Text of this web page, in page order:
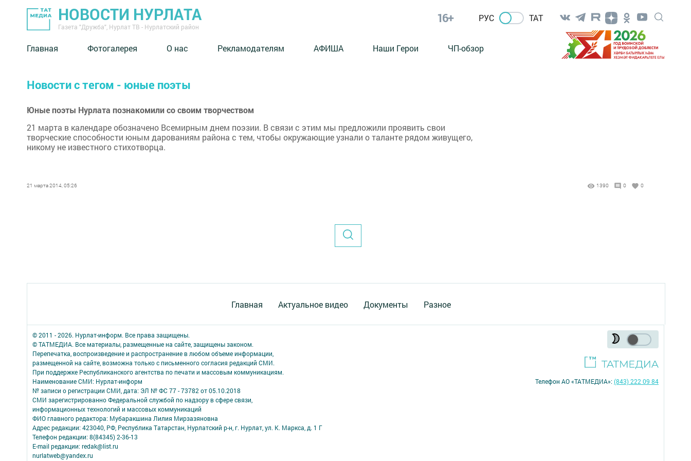
НОВОСТИ НУРЛАТА
Газета "Дружба", Нурлат ТВ - Нурлатский район
16+ РУС ТАТ
Главная Фотогалерея О нас Рекламодателям АФИША Наши Герои ЧП-обзор
Новости с тегом - юные поэты
Юные поэты Нурлата познакомили со своим творчеством
21 марта в календаре обозначено Всемирным днем поэзии. В связи с этим мы предложили проявить свои
творческие способности юным дарованиям района с тем, чтобы окружающие узнали о таланте рядом живущего,
никому не известного стихотворца.
21 марта 2014, 05:26 1390 0 0
Главная Актуальное видео Документы Разное
© 2011 - 2026. Нурлат-⁠информ. Все права защищены.
© ТАТМЕДИА. Все материалы, размещенные на сайте, защищены законом.
Перепечатка, воспроизведение и распространение в любом объеме информации,
размещенной на сайте, возможна только с письменного согласия редакций СМИ.
При поддержке Республиканского агентства по печати и массовым коммуникациям.
Наименование СМИ: Нурлат-⁠информ
№ записи о регистрации СМИ, дата: ЭЛ № ФС 77 -⁠ 73782 от 05.10.2018
СМИ зарегистрированно Федеральной службой по надзору в сфере связи,
информационных технологий и массовых коммуникаций
ФИО главного редактора: Мубаракшина Лилия Мирзазяновна
Адрес редакции: 423040, РФ, Республика Татарстан, Нурлатский р-н, г. Нурлат, ул. К. Маркса, д. 1 Г
Телефон редакции: 8(84345) 2-36-13
E-mail редакции: redak@list.ru
nurlatweb@yandex.ru
Телефон АО «ТАТМЕДИА»:(843) 222 09 84